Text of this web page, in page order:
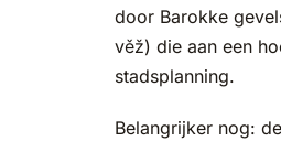
door Barokke
věž) die aan een
stadsplanning.
Belangrijker nog: